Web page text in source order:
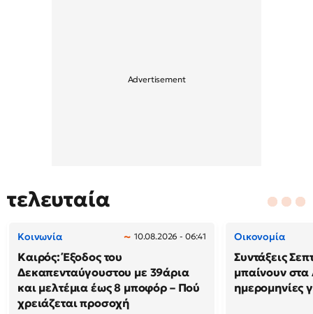
τελευταία
Κοινωνία 10.08.2026 - 06:41
Καιρός: Έξοδος του
Δεκαπενταύγουστου με 39άρια
και μελτέμια έως 8 μποφόρ – Πού
χρειάζεται προσοχή
Οικονομία
Συντάξεις
μπαίνουν
ημερομηνίες